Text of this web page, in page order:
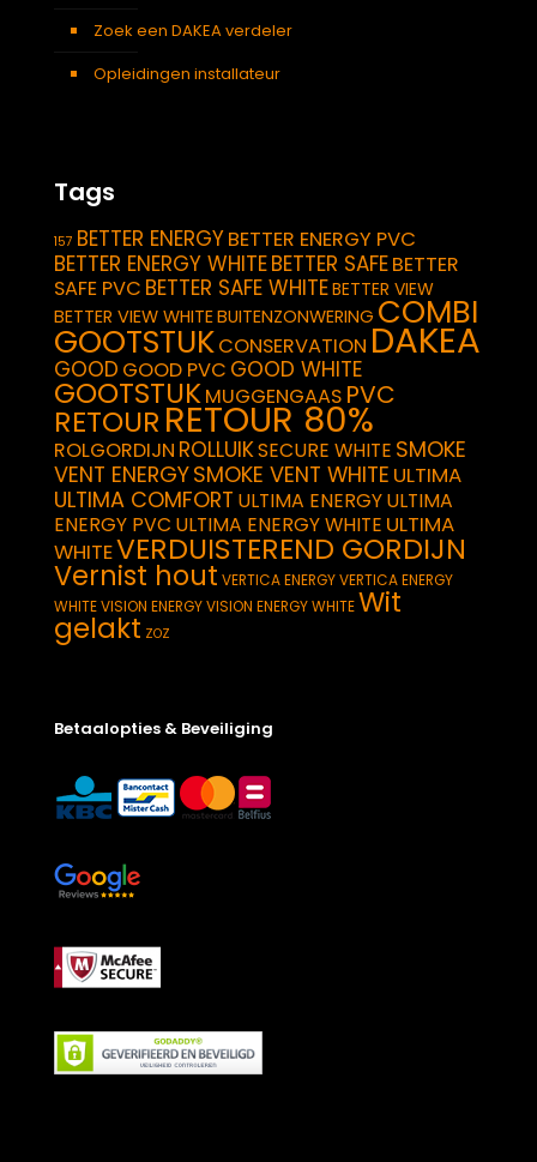
Zoek een DAKEA verdeler
Opleidingen installateur
Tags
157 BETTER ENERGYBETTER ENERGY PVC
BETTER ENERGY WHITEBETTER SAFEBETTER
SAFE PVC BETTER SAFE WHITEBETTER VIEW
BETTER VIEW WHITEBUITENZONWERING COMBI
GOOTSTUKCONSERVATION DAKEA
GOOD GOOD PVC GOOD WHITE
GOOTSTUKMUGGENGAAS PVC
RETOUR RETOUR 80%
ROLGORDIJN ROLLUIKSECURE WHITE SMOKE
VENT ENERGYSMOKE VENT WHITE ULTIMA
ULTIMA COMFORT ULTIMA ENERGYULTIMA
ENERGY PVC ULTIMA ENERGY WHITE ULTIMA
WHITEVERDUISTEREND GORDIJN
Vernist hout VERTICA ENERGYVERTICA ENERGY
WHITEVISION ENERGYVISION ENERGY WHITEWit
gelakt ZOZ
Betaalopties & Beveiliging